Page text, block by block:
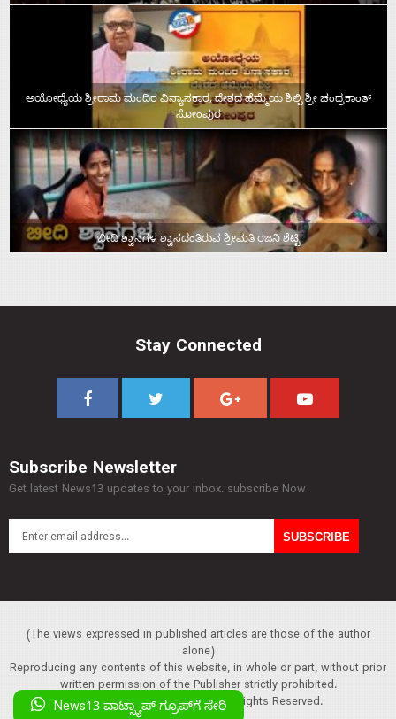
News13 ವಾಟ್ಸ್ಯಾಪ್‌ ಗ್ರೂಪ್‌ಗೆ ಸೇರಿ
ಅಯೋಧ್ಯೆಯ ಶ್ರೀರಾಮ ಮಂದಿರ ವಿನ್ಯಾಸಕಾರ, ದೇಶದ ಹೆಮ್ಮೆಯ ಶಿಲ್ಪಿ ಶ್ರೀ ಚಂದ್ರಕಾಂತ್‌
ಸೋಂಪುರ
ಬೀದಿ ಶ್ವಾನಗಳ ಶ್ವಾಸದಂತಿರುವ ಶ್ರೀಮತಿ ರಜನಿ ಶೆಟ್ಟಿ
Stay Connected
Subscribe Newsletter
Get latest News13 updates to your inbox. subscribe Now
(The views expressed in published articles are those of the author
alone)
Reproducing any contents of this website, in whole or part, without prior
written permission of the Publisher strictly prohibited.
Copyright :© 2013 News13. All Rights Reserved.